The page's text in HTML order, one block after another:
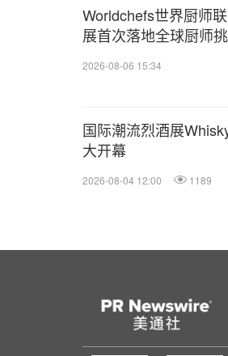
Worldchefs世界厨师
展首次落地全球厨师
2026-08-06 15:34
国际潮流烈酒展
大开幕
2026-08-04 12:00 1189